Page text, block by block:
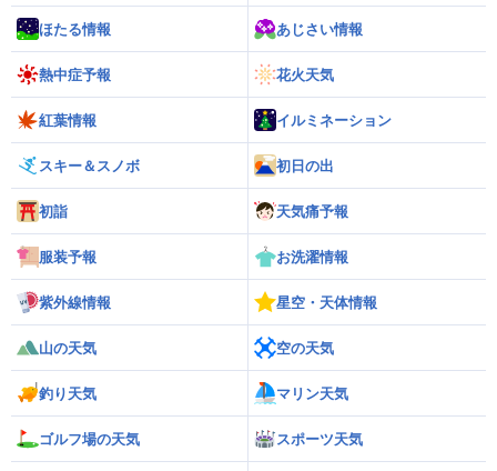
ほたる情報 あじさい情報
熱中症予報 花火天気
紅葉情報 イルミネーション
スキー＆スノボ 初日の出
初詣 天気痛予報
服装予報 お洗濯情報
紫外線情報 星空・天体情報
山の天気 空の天気
釣り天気 マリン天気
ゴルフ場の天気 スポーツ天気